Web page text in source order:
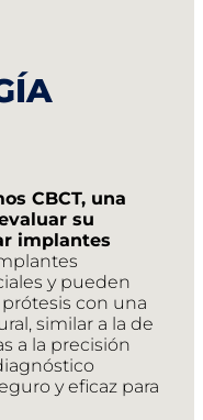
CBCT, una
su
implantes
y pueden
con una
similar a la de
a la precisión
y eficaz para